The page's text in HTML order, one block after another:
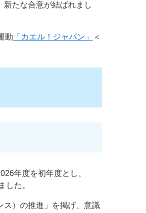
たな合意が結ばれまし
動 「カエル！ジャパン」
＜
年度を初年度とし、
した。
ス）の推進」を掲げ、意識